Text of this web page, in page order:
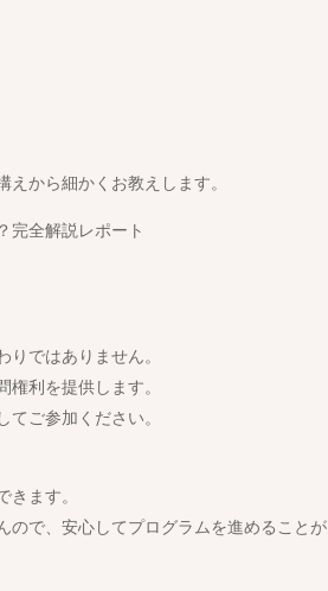
から細かくお教えします。
完全解説レポート
りではありません。
利を提供します。
ご参加ください。
ます。
ので、安心してプログラムを進めることが